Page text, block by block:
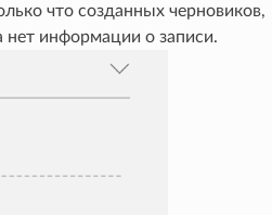
что созданных черновиков,
нет информации о записи.